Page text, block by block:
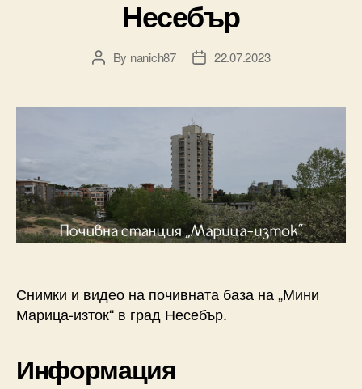
Несебър
PostBy nanich87
Post22.07.2023
Снимки и видео на почивната база на „Мини
Марица-изток“ в град Несебър.
Информация